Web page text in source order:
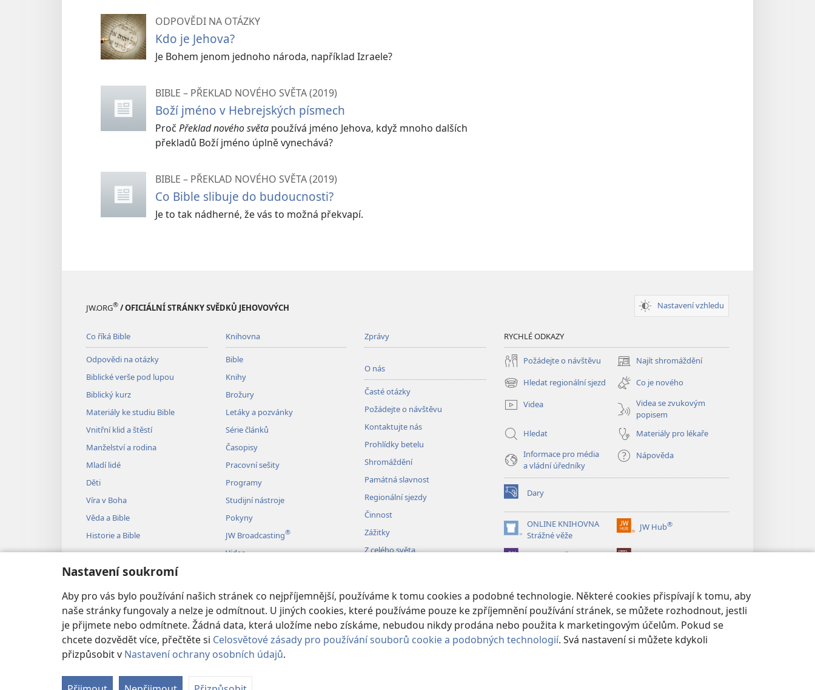
Nastavení soukromí
Aby pro vás bylo používání našich stránek co nejpříjemnější, používáme k tomu cookies a podobné technologie. Některé cookies přispívají k tomu, aby
naše stránky fungovaly a nelze je odmítnout. U jiných cookies, které používáme pouze ke zpříjemnění používání stránek, se můžete rozhodnout, jestli
je přijmete nebo odmítnete. Žádná data, která uložíme nebo získáme, nebudou nikdy prodána nebo použita k marketingovým účelům. Pokud se
chcete dozvědět více, přečtěte si Celosvětové zásady pro používání souborů cookie a podobných technologií. Svá nastavení si můžete kdykoli
přizpůsobit v Nastavení ochrany osobních údajů.
ODPOVĚDI NA OTÁZKY
Kdo je Jehova?
Je Bohem jenom jednoho národa, například Izraele?
BIBLE – PŘEKLAD NOVÉHO SVĚTA (2019)
Boží jméno v Hebrejských písmech
Proč Překlad nového světa používá jméno Jehova, když mnoho dalších
překladů Boží jméno úplně vynechává?
BIBLE – PŘEKLAD NOVÉHO SVĚTA (2019)
Co Bible slibuje do budoucnosti?
Je to tak nádherné, že vás to možná překvapí.
JW.ORG® / OFICIÁLNÍ STRÁNKY SVĚDKŮ JEHOVOVÝCH Nastavení vzhledu
Co říká Bible
Odpovědi na otázky
Biblické verše pod lupou
Biblický kurz
Materiály ke studiu Bible
Vnitřní klid a štěstí
Manželství a rodina
Mladí lidé
Děti
Víra v Boha
Věda a Bible
Historie a Bible
Knihovna
Bible
Knihy
Brožury
Letáky a pozvánky
Série článků
Časopisy
Pracovní sešity
Programy
Studijní nástroje
Pokyny
JW Broadcasting®
Videa
Dramatizované čtení Bible
Zprávy
O nás
Časté otázky
Požádejte o návštěvu
Kontaktujte nás
Prohlídky betelu
Shromáždění
Památná slavnost
Regionální sjezdy
Činnost
Zážitky
Z celého světa
RYCHLÉ ODKAZY
Požádejte o návštěvu Najít shromáždění
(otevřeno
nové
okno)
Hledat regionální sjezd
(otevřeno
nové
okno)
Co je nového
Videa
Videa se zvukovým
popisem
Hledat
Materiály pro lékaře
Informace pro média
a vládní úředníky
Nápověda
Dary
(otevřeno
nové
okno)
ONLINE KNIHOVNA
Strážné věže
(otevřeno
nové
JW Hub®
(otevřeno
okno)
®
Copyright © 2026 Watch Tower Bible and Tract Society of Pennsylvania.